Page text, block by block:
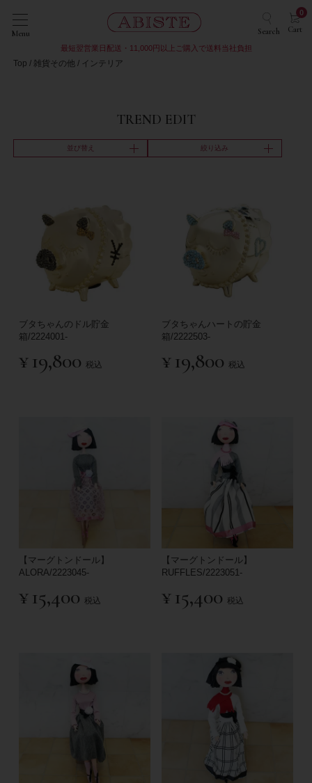
Menu Search Cart
0
最短翌営業日配送・11,000円以上ご購入で送料当社負担
Top 雑貨その他 インテリア
TREND EDIT
並び替え 絞り込み
ブタちゃんのドル貯金
箱/2224001-
¥ 19,800 税込
ブタちゃんハートの貯金
箱/2222503-
¥ 19,800 税込
【マーグトンドール】
ALORA/2223045-
¥ 15,400 税込
【マーグトンドール】
RUFFLES/2223051-
¥ 15,400 税込